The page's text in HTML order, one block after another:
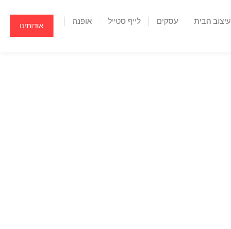
עיצוב הבית עסקים לייף סטייל
אופנה
אודותינו